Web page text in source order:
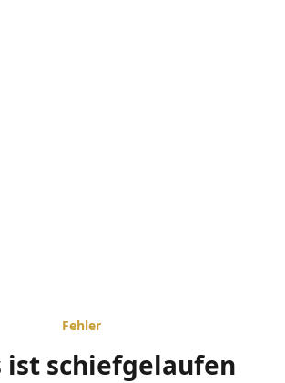
Fehler
ist schiefgelaufen